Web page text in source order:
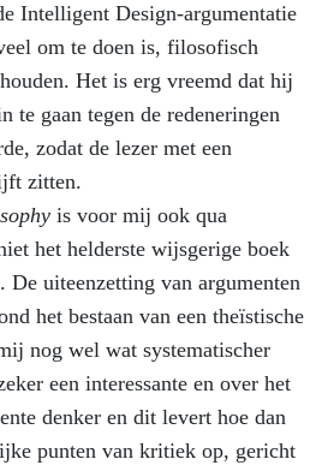
Intelligent Design-argumentatie
om te doen is, filosofisch
Het is erg vreemd dat hij
te gaan tegen de redeneringen
zodat de lezer met een
zitten.
is voor mij ook qua
het helderste wijsgerige boek
De uiteenzetting van argumenten
het bestaan van een theïstische
nog wel wat systematischer
een interessante en over het
denker en dit levert hoe dan
punten van kritiek op, gericht